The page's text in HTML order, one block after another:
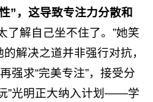
”，这导致专注力分散和
了解自己坐不住了。”她笑
解决之道并非强行对抗，
强求“完美专注”，接受分
”光明正大纳入计划——学